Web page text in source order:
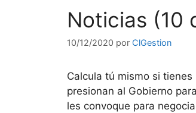
Noticias (10
10/12/2020 por ClGestion
Calcula tú mismo si
presionan al Gobierno
les convoque para